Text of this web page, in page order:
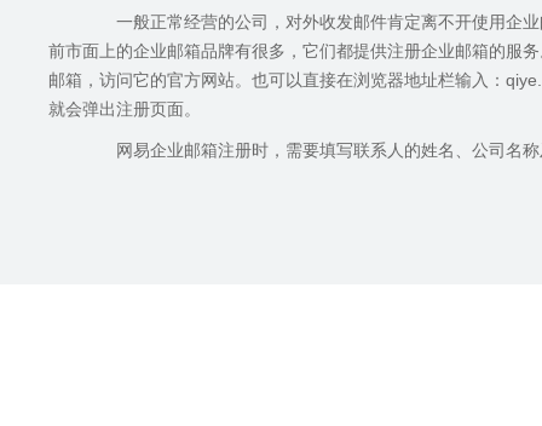
一般正常经营的公司，对外收发邮件肯定离不开使用企业
前市面上的企业邮箱品牌有很多，它们都提供注册企业邮箱的
邮箱，访问它的官方网站。也可以直接在浏览器地址栏输入：
就会弹出注册页面。
网易企业邮箱注册时，需要填写联系人的姓名、公司名称